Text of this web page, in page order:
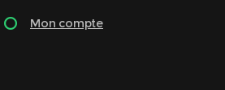
Mon compte